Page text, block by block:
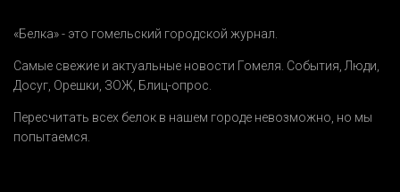
«Белка» - это гомельский городской журнал.
Самые свежие и актуальные новости Гомеля. События,Люди,
Досуг, Орешки, ЗОЖ, Блиц-опрос.
Пересчитать всех белок в нашем городе невозможно, но мы
попытаемся.